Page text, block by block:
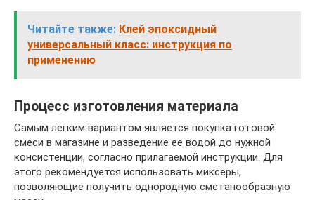
Читайте также: Клей эпоксидный
универсальный класс: инструкция по
применению
Процесс изготовления материала
Самым легким вариантом является покупка готовой
смеси в магазине и разведение ее водой до нужной
консистенции, согласно прилагаемой инструкции. Для
этого рекомендуется использовать миксеры,
позволяющие получить однородную сметанообразную